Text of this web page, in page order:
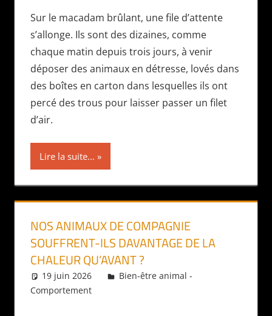
Sur le macadam brûlant, une file d’attente
s’allonge. Ils sont des dizaines, comme
chaque matin depuis trois jours, à venir
déposer des animaux en détresse, lovés dans
des boîtes en carton dans lesquelles ils ont
percé des trous pour laisser passer un filet
d’air.
Lire la suite...
NOS ANIMAUX DE COMPAGNIE
SOUFFRENT-ILS DAVANTAGE DE LA
CHALEUR QU’AVANT ?
19 juin 2026 Daniel
Bien-être animal -
Comportement